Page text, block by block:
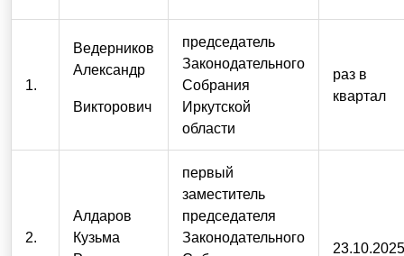
1.
Ведерников
Александр
Викторович
председатель
Законодательного
Собрания
Иркутской
области
раз в
квартал
2.
Алдаров
Кузьма
первый
заместитель
председателя
Законодательного
23.10.2025